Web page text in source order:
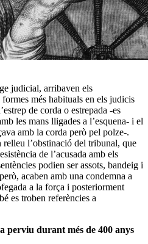
judicial, arribaven els
més habituals en els judicis
de corda o estrepada -es
les mans lligades a l’esquena- i el
amb la corda però pel polze-.
relleu l’obstinació del tribunal, que
de l’acusada amb els
podien ser assots, bandeig i
acaben amb una condemna a
a la força i posteriorment
es troben referències a
perviu durant més de 400 anys